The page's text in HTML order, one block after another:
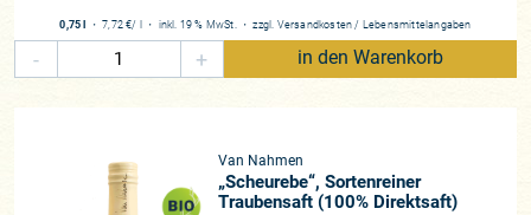
0,75 l ・7,72 €/ l ・ inkl. 19 % MwSt.・zzgl. Versandkosten / Lebensmittelangaben
- + in den Warenkorb
Van Nahmen
„Scheurebe“, Sortenreiner
Traubensaft (100% Direktsaft)